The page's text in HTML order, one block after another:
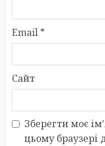
Email *
Сайт
Зберегти моє
цьому браузері